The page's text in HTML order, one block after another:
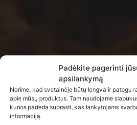
Padėkite pagerinti
apsilankymą
Norime, kad svetainėje būtų lengva ir patogu
apie mūsų produktus. Tam naudojame
kurios padeda suprasti, kas lankytojams
informaciją.